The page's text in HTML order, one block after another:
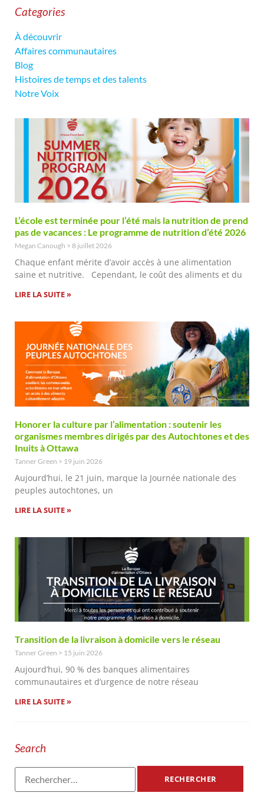
Categories
À découvrir
Affaires communautaires
Blog
Histoires de temps et des talents
Notre Voix
L’école est terminée pour l’été mais la nutrition de prend
pas de vacances : Le programme de nutrition d’été 2026
Megan Canough 8 juillet 2026
Chaque enfant mérite d’avoir accès à une alimentation
saine et nutritive. Cependant, le coût des aliments et du
LIRE LA SUITE »
Honorer la culture par l’alimentation : soutenir les
organismes membres dirigés par des Autochtones et des
Inuits à Ottawa
Tanner Green 19 juin 2026
Aujourd’hui, le 21 juin, marque la Journée nationale des
peuples autochtones, un
LIRE LA SUITE »
Transition de la livraison à domicile vers le réseau
Tanner Green 15 juin 2026
Aujourd’hui, 90 % des banques alimentaires
communautaires et d’urgence de notre réseau
LIRE LA SUITE »
Search